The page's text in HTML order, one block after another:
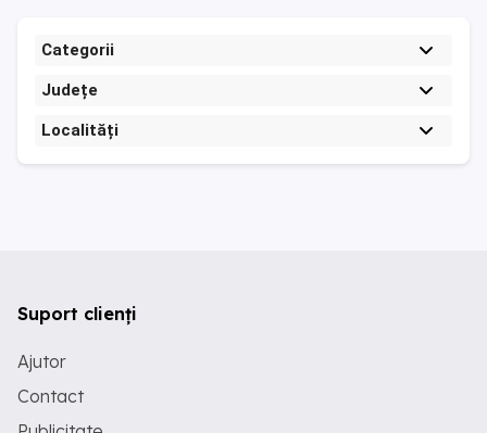
Categorii
Județe
Localități
Suport clienți
Ajutor
Contact